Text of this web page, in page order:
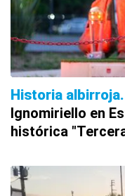
Historia albirroja
Ignomiriello en
histórica